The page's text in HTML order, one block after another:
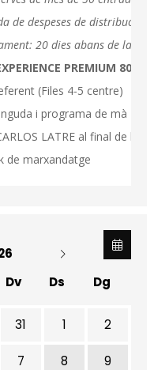
de despeses de distribució
20 dies abans de la
PREMIUM 80€
(Files 4-5 centre)
i programa de mà
LATRE al final de la
de marxandatge
Dv Ds Dg
31 1 2
7 8 9